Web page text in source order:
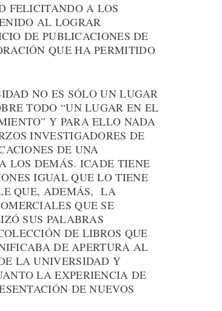
FELICITANDO A LOS
AL LOGRAR
DE PUBLICACIONES DE
QUE HA PERMITIDO
NO ES SÓLO UN LUGAR
TODO “UN LUGAR EN EL
Y PARA ELLO NADA
INVESTIGADORES DE
DE UNA
LOS DEMÁS. ICADE TIENE
IGUAL QUE LO TIENE
QUE, ADEMÁS, LA
QUE SE
SUS PALABRAS
DE LIBROS QUE
DE APERTURA AL
LA UNIVERSIDAD Y
LA EXPERIENCIA DE
DE NUEVOS